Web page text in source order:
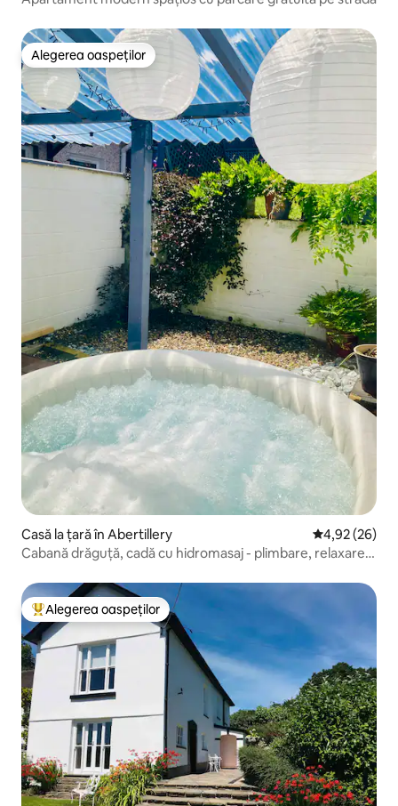
Alegerea oaspeților
Alegerea oaspeților
Casă la țară în Abertillery Scor mediu
4,92 (26)
Cabană drăguță, cadă cu hidromasaj - plimbare, relaxare,
Locuință din topul categoriei Alegerea oaspeților
Alegerea oaspeților